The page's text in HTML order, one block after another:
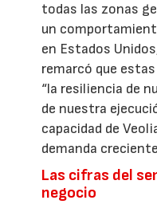
todas las zonas
un
en Estados
remarcó que
“la resiliencia de
de nuestra
capacidad de
demanda
Las cifras del
negocio